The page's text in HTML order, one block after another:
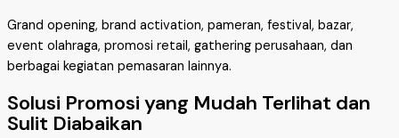
Grand opening, brand activation, pameran, festival, bazar,
event olahraga, promosi retail, gathering perusahaan, dan
berbagai kegiatan pemasaran lainnya.
Solusi Promosi yang Mudah Terlihat dan
Sulit Diabaikan